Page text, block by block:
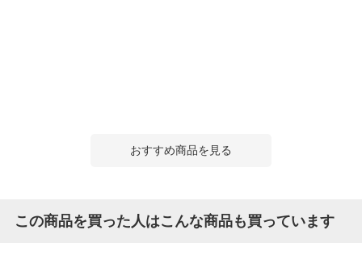
おすすめ商品を見る
この商品を買った人はこんな商品も買っています